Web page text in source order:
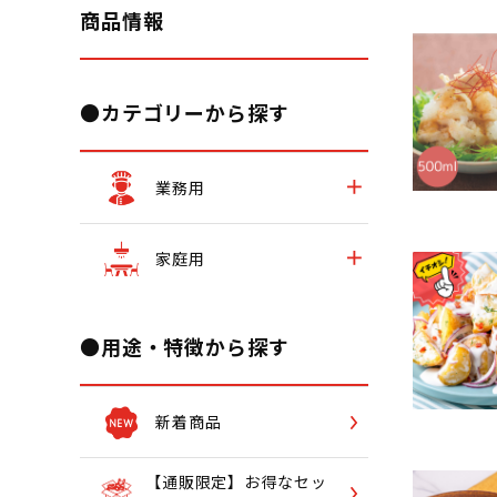
商品情報
●カテゴリーから探す
業務用
家庭用
●用途・特徴から探す
新着商品
【通販限定】お得なセッ